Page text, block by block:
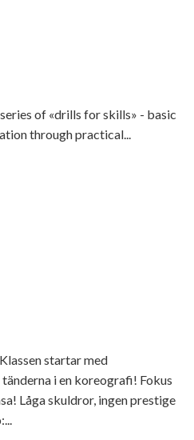
of «drills for skills» - basic
through practical...
startar med
i en koreografi! Fokus
Låga skuldror, ingen prestige